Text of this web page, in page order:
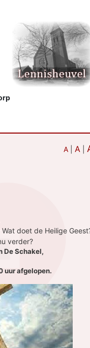
A A
doet de Heilige
verder?
De Schakel,
uur afgelopen.